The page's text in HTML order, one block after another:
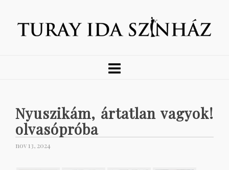
Nyuszikám, ártatlan vagyok!
olvasópróba
nov 13, 2024